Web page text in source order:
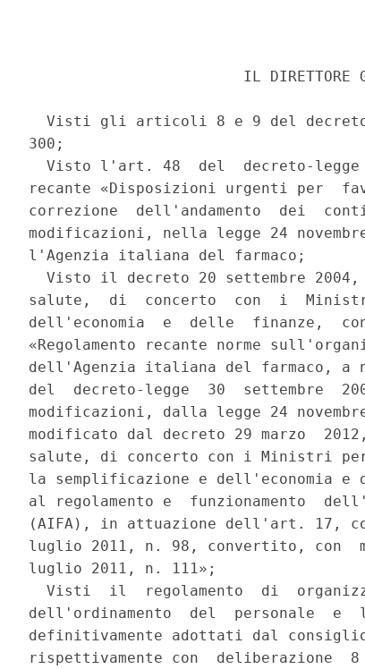
IL DIRETTORE
Visti gli articoli 8 e 9 del
300;
Visto l'art. 48  del  decreto-
recante «Disposizioni urgenti per
correzione  dell'andamento  dei
modificazioni, nella legge 24
l'Agenzia italiana del farmaco;
Visto il decreto 20 settembre
salute,  di  concerto  con  i
dell'economia  e  delle  finanze,
«Regolamento recante norme
dell'Agenzia italiana del farmaco, a
del  decreto-legge  30  settembre
modificazioni, dalla legge 24
modificato dal decreto 29 marzo
salute, di concerto con i Ministri
la semplificazione e dell'economia e
al regolamento e  funzionamento
(AIFA), in attuazione dell'art. 17,
luglio 2011, n. 98, convertito, con
luglio 2011, n. 111»;
Visti  il  regolamento  di
dell'ordinamento  del  personale  e
definitivamente adottati dal
rispettivamente con  deliberazione